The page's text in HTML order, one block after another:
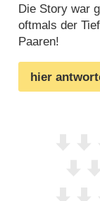
Die Story war
oftmals der
Paaren!
hier